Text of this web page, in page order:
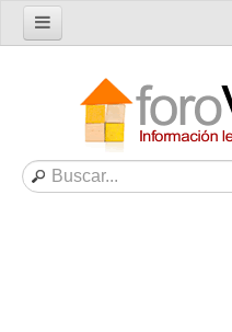
Nuevo tema
Buscar en el foro